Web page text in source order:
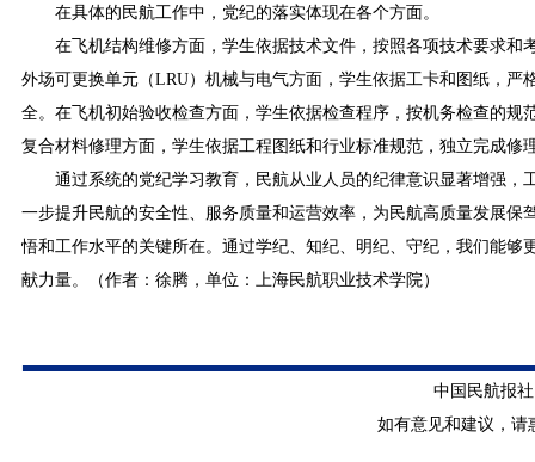
在具体的民航工作中，党纪的落实体现在各个方面。
在飞机结构维修方面，学生依据技术文件，按照各项技术要求
外场可更换单元（LRU）机械与电气方面，学生依据工卡和图纸，
全。在飞机初始验收检查方面，学生依据检查程序，按机务检查的
复合材料修理方面，学生依据工程图纸和行业标准规范，独立完成
通过系统的党纪学习教育，民航从业人员的纪律意识显著增强
一步提升民航的安全性、服务质量和运营效率，为民航高质量发展
悟和工作水平的关键所在。通过学纪、知纪、明纪、守纪，我们能
献力量。（作者：徐腾，单位：上海民航职业技术学院）
中国民航报
如有意见和建议，请